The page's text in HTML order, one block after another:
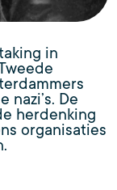
in
De
herdenking
organisaties